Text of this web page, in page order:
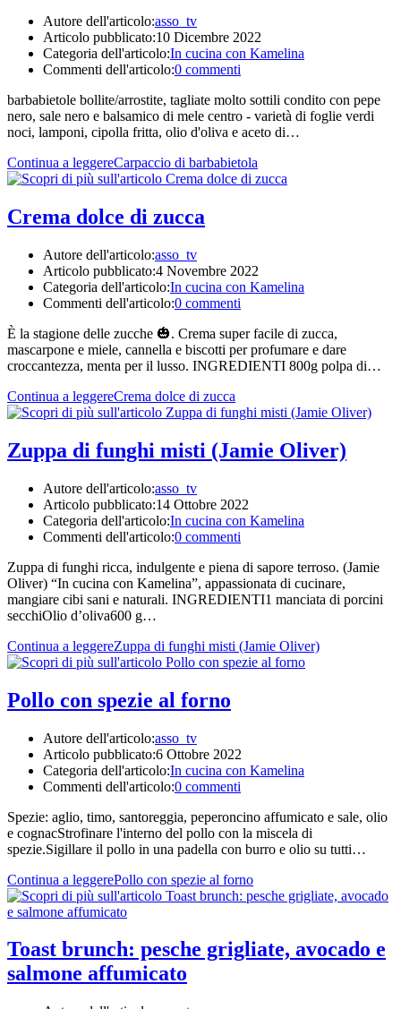
Autore dell'articolo:asso_tv
Articolo pubblicato:10 Dicembre 2022
Categoria dell'articolo:In cucina con Kamelina
Commenti dell'articolo:0 commenti
barbabietole bollite/arrostite, tagliate molto sottili condito con pepe
nero, sale nero e balsamico di mele centro - varietà di foglie verdi
noci, lamponi, cipolla fritta, olio d'oliva e aceto di…
Continua a leggereCarpaccio di barbabietola
Crema dolce di zucca
Autore dell'articolo:asso_tv
Articolo pubblicato:4 Novembre 2022
Categoria dell'articolo:In cucina con Kamelina
Commenti dell'articolo:0 commenti
È la stagione delle zucche 🎃. Crema super facile di zucca,
mascarpone e miele, cannella e biscotti per profumare e dare
croccantezza, menta per il lusso. INGREDIENTI 800g polpa di…
Continua a leggereCrema dolce di zucca
Zuppa di funghi misti (Jamie Oliver)
Autore dell'articolo:asso_tv
Articolo pubblicato:14 Ottobre 2022
Categoria dell'articolo:In cucina con Kamelina
Commenti dell'articolo:0 commenti
Zuppa di funghi ricca, indulgente e piena di sapore terroso. (Jamie
Oliver) “In cucina con Kamelina”, appassionata di cucinare,
mangiare cibi sani e naturali. INGREDIENTI1 manciata di porcini
secchiOlio d’oliva600 g…
Continua a leggereZuppa di funghi misti (Jamie Oliver)
Pollo con spezie al forno
Autore dell'articolo:asso_tv
Articolo pubblicato:6 Ottobre 2022
Categoria dell'articolo:In cucina con Kamelina
Commenti dell'articolo:0 commenti
Spezie: aglio, timo, santoreggia, peperoncino affumicato e sale, olio
e cognacStrofinare l'interno del pollo con la miscela di
spezie.Sigillare il pollo in una padella con burro e olio su tutti…
Continua a leggerePollo con spezie al forno
Toast brunch: pesche grigliate, avocado e
salmone affumicato